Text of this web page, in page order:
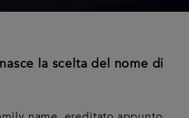
la scelta del nome di